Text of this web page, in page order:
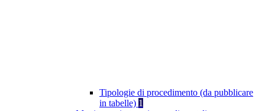
Tipologie di procedimento (da pubblicare
in tabelle) 1